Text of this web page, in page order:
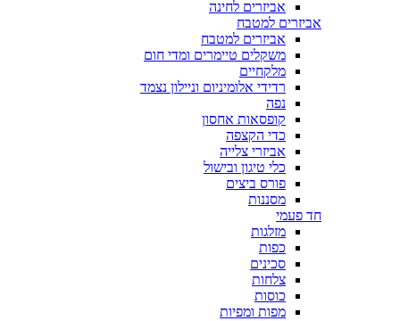
אביזרים לחינה
אביזרים למטבח
אביזרים למטבח
משקלים טיימרים ומדי חום
מלקחיים
רדידי אלומיניום וניילון נצמד
נפה
קופסאות אחסון
כדי הקצפה
אביזרי צלייה
כלי טיגון ובישול
פורס ביצים
מסננות
חד פעמי
מזלגות
כפות
סכינים
צלחות
כוסות
מפות ומפיות